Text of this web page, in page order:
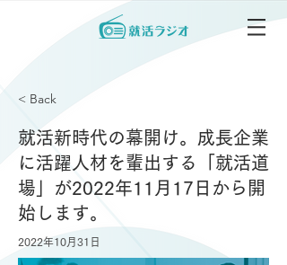
< Back
就活新時代の幕開け。成長企業
に活躍人材を輩出する「就活道
場」が2022年11月17日から開
始します。
2022年10月31日